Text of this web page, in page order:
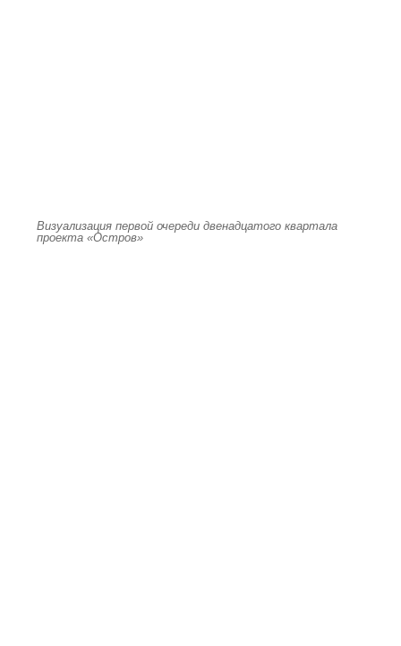
Визуализация первой очереди двенадцатого квартала
проекта «Остров»